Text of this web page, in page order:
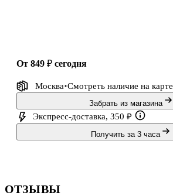
от 849 ₽ сегодня
Москва Смотреть наличие на карте
Забрать из магазина
Экспресс-доставка, 350 ₽
Получить за 3 часа
ОТЗЫВЫ